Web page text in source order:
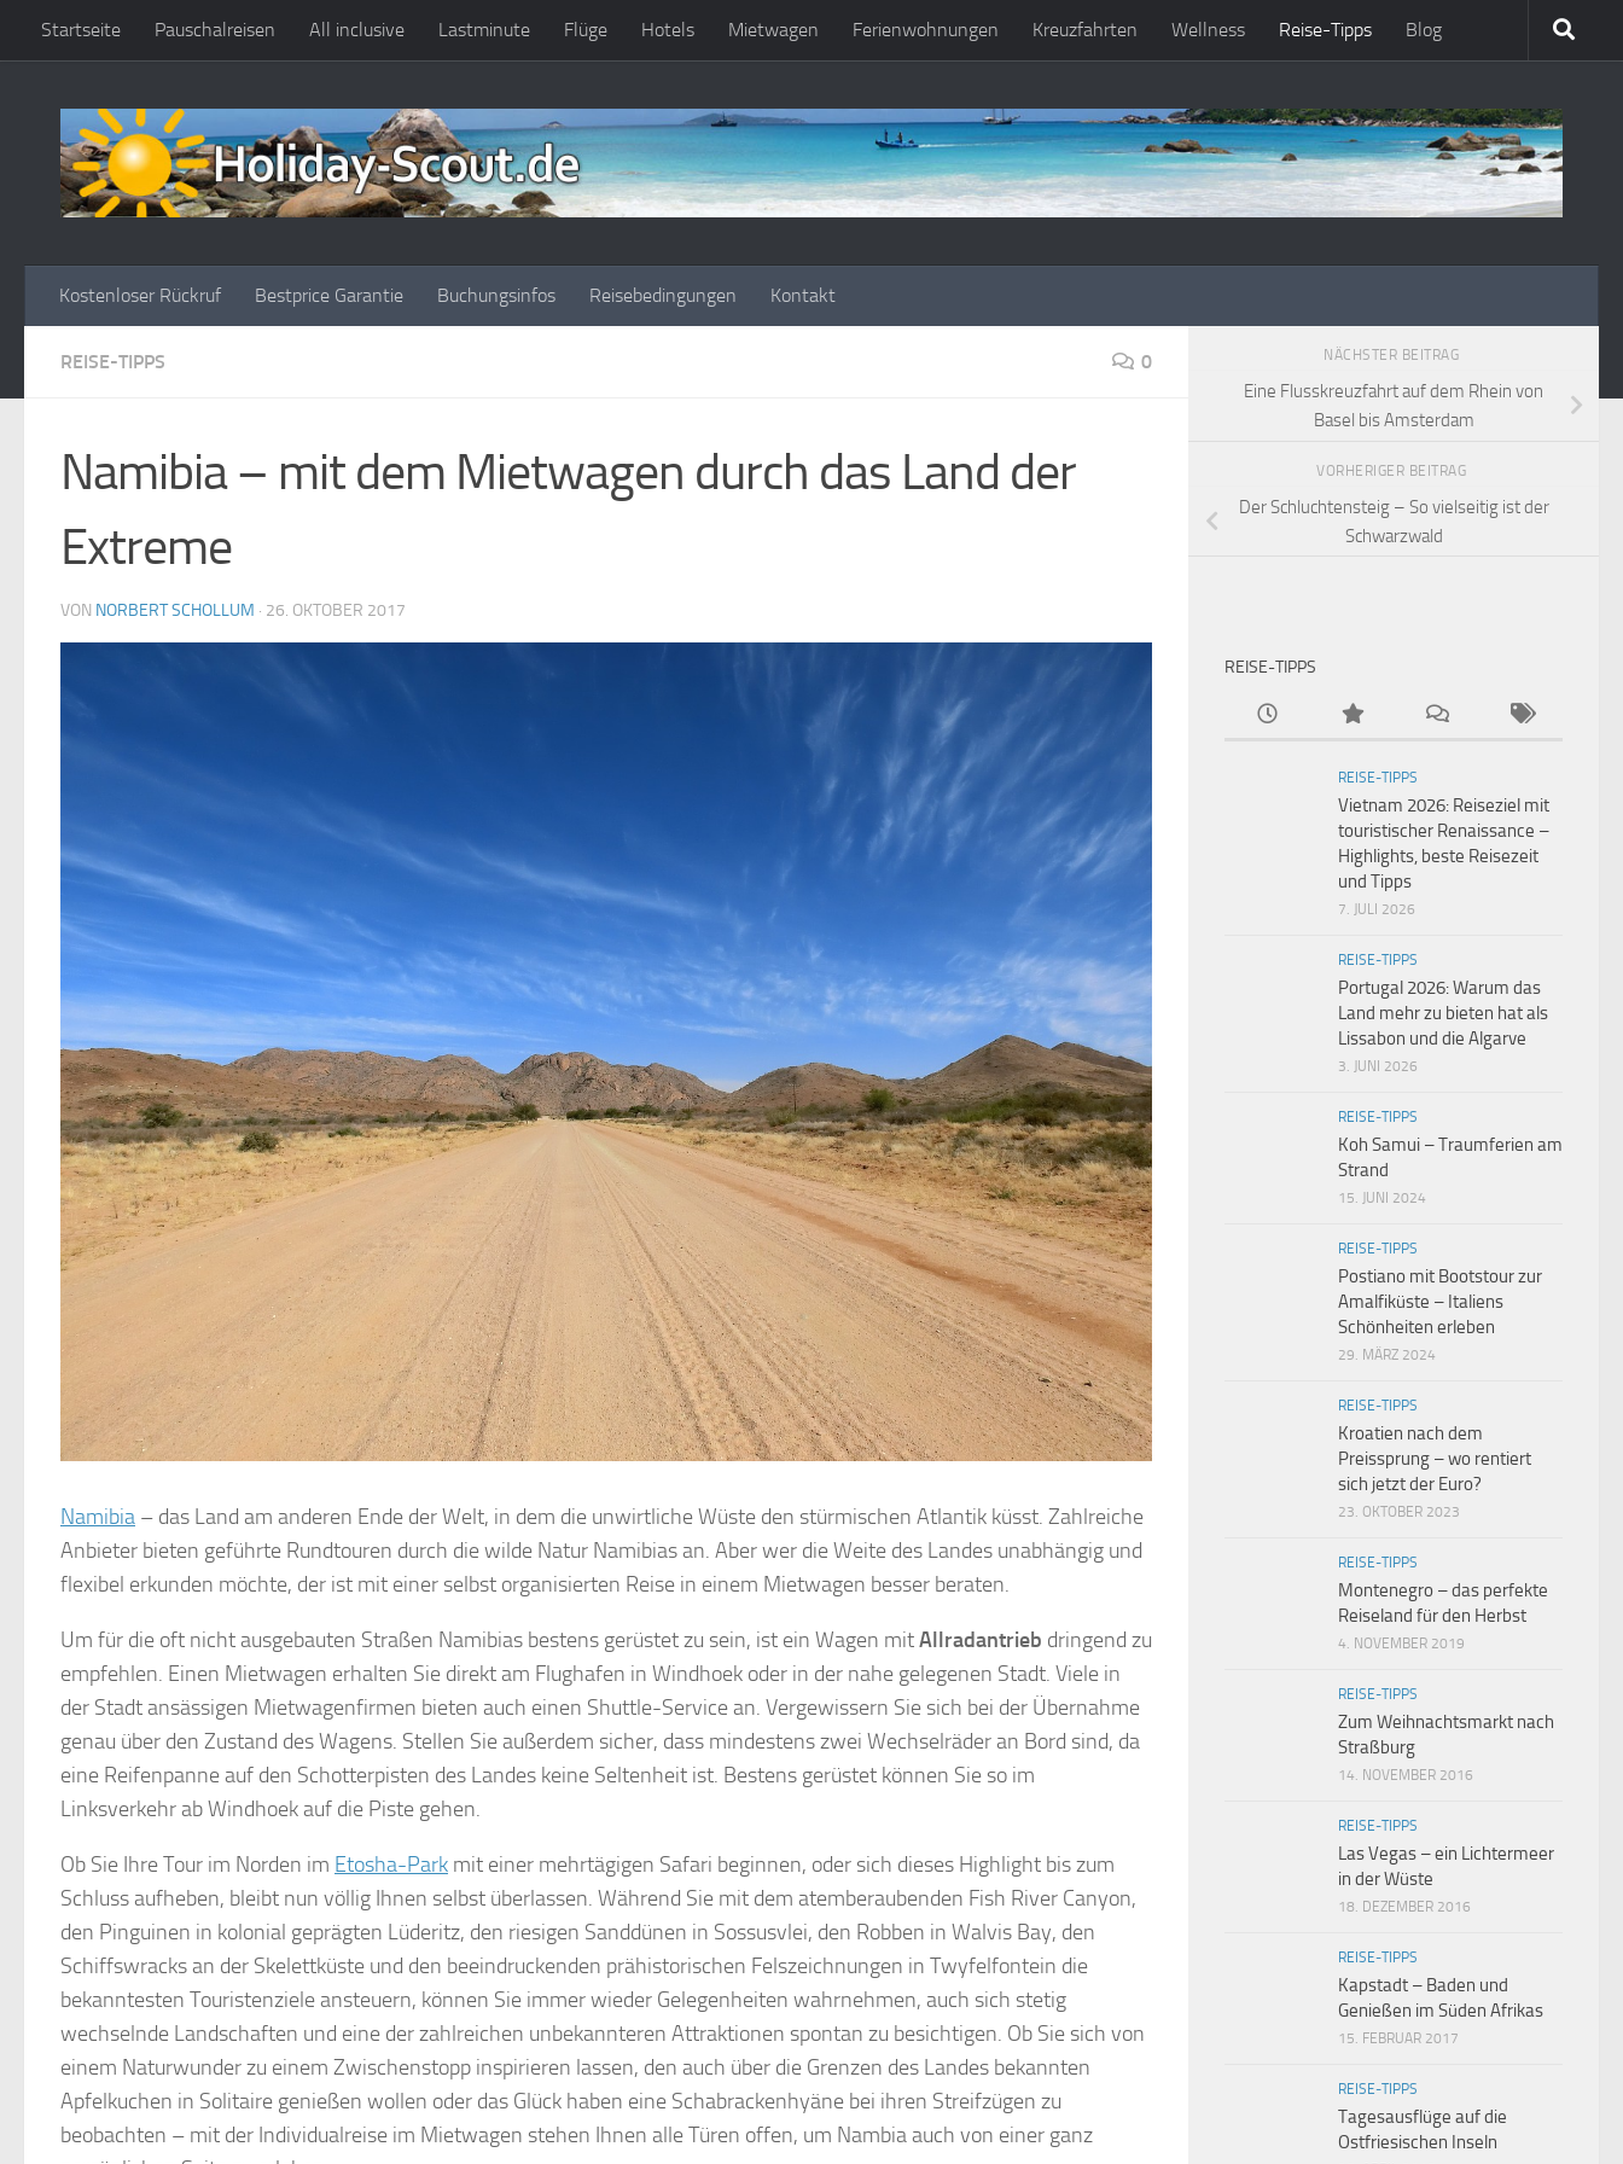
Zum Inhalt springen
Startseite Pauschalreisen All inclusive Lastminute Flüge Hotels Mietwagen Ferienwohnungen Kreuzfahrten Wellness Reise-Tipps Blog
Kostenloser Rückruf Bestprice Garantie Buchungsinfos Reisebedingungen Kontakt
REISE-TIPPS 0
Namibia – mit dem Mietwagen durch das Land der
Extreme
VON NORBERT SCHOLLUM · 26. OKTOBER 2017
Namibia – das Land am anderen Ende der Welt, in dem die unwirtliche Wüste den stürmischen Atlantik küsst. Zahlreiche
Anbieter bieten geführte Rundtouren durch die wilde Natur Namibias an. Aber wer die Weite des Landes unabhängig und
flexibel erkunden möchte, der ist mit einer selbst organisierten Reise in einem Mietwagen besser beraten.
Um für die oft nicht ausgebauten Straßen Namibias bestens gerüstet zu sein, ist ein Wagen mitAllradantrieb dringend zu
empfehlen. Einen Mietwagen erhalten Sie direkt am Flughafen in Windhoek oder in der nahe gelegenen Stadt. Viele in
der Stadt ansässigen Mietwagenfirmen bieten auch einen Shuttle-Service an. Vergewissern Sie sich bei der Übernahme
genau über den Zustand des Wagens. Stellen Sie außerdem sicher, dass mindestens zwei Wechselräder an Bord sind, da
eine Reifenpanne auf den Schotterpisten des Landes keine Seltenheit ist. Bestens gerüstet können Sie so im
Linksverkehr ab Windhoek auf die Piste gehen.
Ob Sie Ihre Tour im Norden im Etosha-Park mit einer mehrtägigen Safari beginnen, oder sich dieses Highlight bis zum
Schluss aufheben, bleibt nun völlig Ihnen selbst überlassen. Während Sie mit dem atemberaubenden Fish River Canyon,
den Pinguinen in kolonial geprägten Lüderitz, den riesigen Sanddünen in Sossusvlei, den Robben in Walvis Bay, den
Schiffswracks an der Skelettküste und den beeindruckenden prähistorischen Felszeichnungen in Twyfelfontein die
bekanntesten Touristenziele ansteuern, können Sie immer wieder Gelegenheiten wahrnehmen, auch sich stetig
wechselnde Landschaften und eine der zahlreichen unbekannteren Attraktionen spontan zu besichtigen. Ob Sie sich von
einem Naturwunder zu einem Zwischenstopp inspirieren lassen, den auch über die Grenzen des Landes bekannten
Apfelkuchen in Solitaire genießen wollen oder das Glück haben eine Schabrackenhyäne bei ihren Streifzügen zu
beobachten – mit der Individualreise im Mietwagen stehen Ihnen alle Türen offen, um Nambia auch von einer ganz
NÄCHSTER BEITRAG
Eine Flusskreuzfahrt auf dem Rhein von
Basel bis Amsterdam
VORHERIGER BEITRAG
Der Schluchtensteig – So vielseitig ist der
Schwarzwald
REISE-TIPPS
REISE-TIPPS
Vietnam 2026: Reiseziel mit
touristischer Renaissance –
Highlights, beste Reisezeit
und Tipps
7. JULI 2026
REISE-TIPPS
Portugal 2026: Warum das
Land mehr zu bieten hat als
Lissabon und die Algarve
3. JUNI 2026
REISE-TIPPS
Koh Samui – Traumferien am
Strand
15. JUNI 2024
REISE-TIPPS
Postiano mit Bootstour zur
Amalfiküste – Italiens
Schönheiten erleben
29. MÄRZ 2024
REISE-TIPPS
Kroatien nach dem
Preissprung – wo rentiert
sich jetzt der Euro?
23. OKTOBER 2023
REISE-TIPPS
Montenegro – das perfekte
Reiseland für den Herbst
4. NOVEMBER 2019
REISE-TIPPS
Zum Weihnachtsmarkt nach
Straßburg
14. NOVEMBER 2016
REISE-TIPPS
Las Vegas – ein Lichtermeer
in der Wüste
18. DEZEMBER 2016
REISE-TIPPS
Kapstadt – Baden und
Genießen im Süden Afrikas
15. FEBRUAR 2017
REISE-TIPPS
Tagesausflüge auf die
Ostfriesischen Inseln